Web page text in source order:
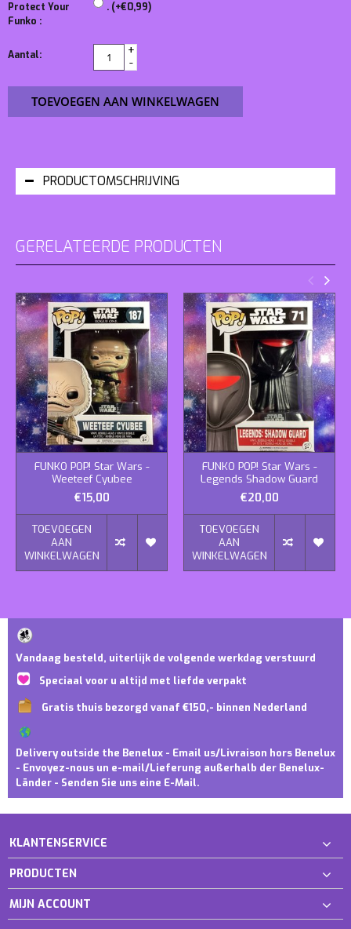
Protect Your
Funko :
. (+€0,99)
Aantal:
+
-
TOEVOEGEN AAN WINKELWAGEN
PRODUCTOMSCHRIJVING
GERELATEERDE PRODUCTEN
FUNKO POP! Star Wars -
Weeteef Cyubee
€15,00
TOEVOEGEN
AAN
WINKELWAGEN
FUNKO POP! Star Wars -
Legends Shadow Guard
€20,00
TOEVOEGEN
AAN
WINKELWAGEN
Vandaag besteld, uiterlijk de volgende werkdag verstuurd
Speciaal voor u altijd met liefde verpakt
Gratis thuis bezorgd vanaf €150,- binnen Nederland
Delivery outside the Benelux - Email us/Livraison hors Benelux
- Envoyez-nous un e-mail/Lieferung außerhalb der Benelux-
Länder - Senden Sie uns eine E-Mail.
KLANTENSERVICE
PRODUCTEN
MIJN ACCOUNT